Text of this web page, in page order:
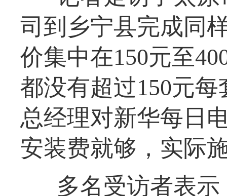
司到乡宁县完成同
价集中在150元至
都没有超过150元
总经理对新华每日
安装费就够，实际
多名受访者表